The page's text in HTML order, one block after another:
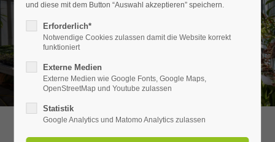
Passwort
Anmelden
Register|Lost your password?
Aktuelles
GEMEINSAM. WACHSEN. LEBEN.
und diese mit dem Button “Auswahl akzeptieren” speichern.
Erforderlich*
Notwendige Cookies zulassen damit die Website korrekt
funktioniert
Externe Medien
Externe Medien wie Google Fonts, Google Maps,
OpenStreetMap und Youtube zulassen
Statistik
Google Analytics und Matomo Analytics zulassen